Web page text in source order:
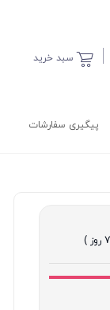
سبد خرید
پیگیری سفارشات